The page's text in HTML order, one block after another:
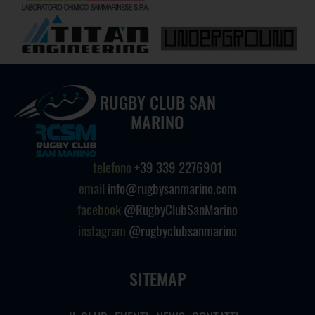
RUGBY CLUB SAN
MARINO
telefono+39 339 2276901
email info@rugbysanmarino.com
facebook@RugbyClubSanMarino
instagram @rugbyclubsanmarino
SITEMAP